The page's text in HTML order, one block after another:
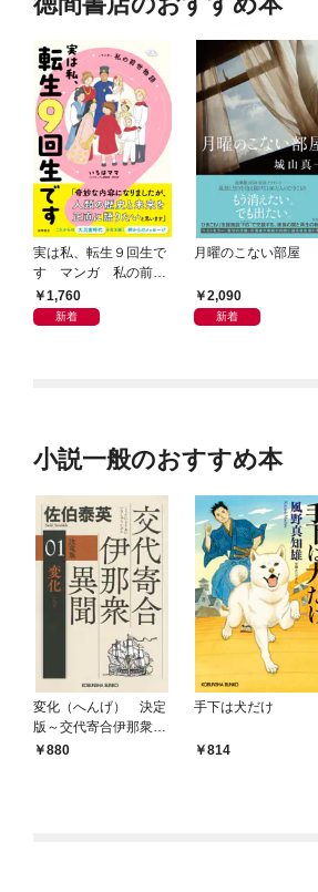
実は私、転生９回生で
す マンガ 私の前世
物語1,760
新着
月曜のこない部屋
2,090
新着
小説一般のおすすめ本
変化（へんげ） 決定
版～交代寄合伊那衆異
聞（1）～
880
手下は犬だけ
814